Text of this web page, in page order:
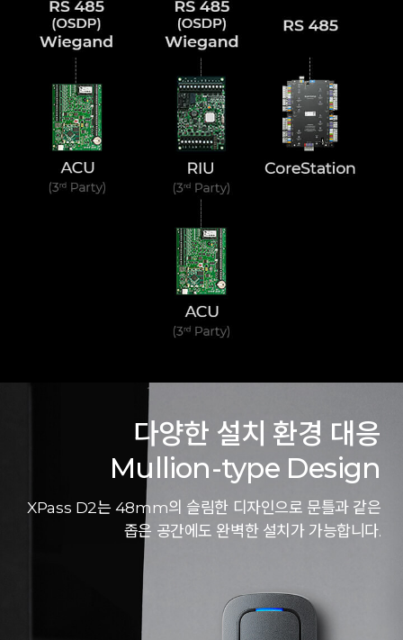
다양한 설치 환경 대응
Mullion-type Design
XPass D2는 48mm의 슬림한 디자인으로 문틀과 같은
좁은 공간에도 완벽한 설치가 가능합니다.